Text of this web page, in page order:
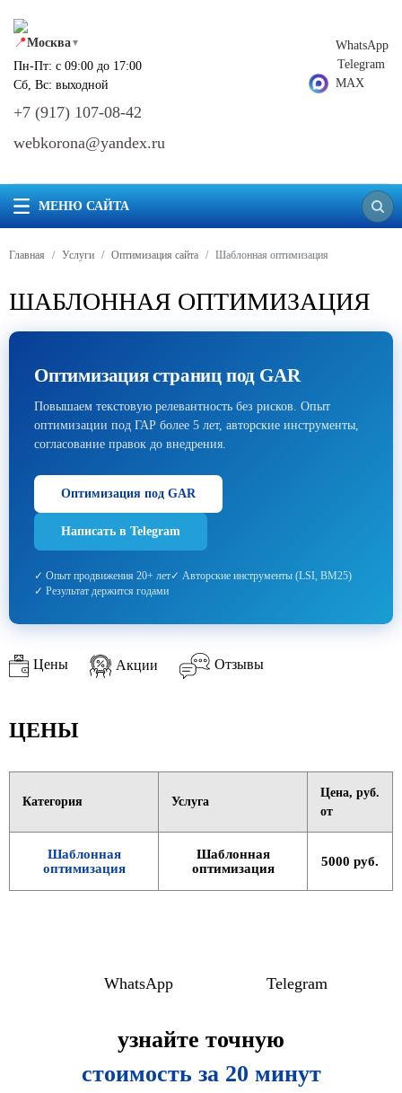
📍Москва▼
Пн-Пт: с 09:00 до 17:00
Сб, Вс: выходной
WhatsApp
Telegram
MAX
+7 (917) 107-08-42
webkorona@yandex.ru
МЕНЮ САЙТА
Главная Услуги Оптимизация сайта Шаблонная оптимизация
ШАБЛОННАЯ ОПТИМИЗАЦИЯ
Оптимизация страниц под GAR
Повышаем текстовую релевантность без рисков. Опыт
оптимизации под ГАР более 5 лет, авторские инструменты,
согласование правок до внедрения.
Оптимизация под GAR
Написать в Telegram
✓ Опыт продвижения 20+ лет✓ Авторские инструменты (LSI, BM25)
✓ Результат держится годами
Цены Акции Отзывы
ЦЕНЫ
Категория Услуга
Цена, руб.
от
Шаблонная
оптимизация
Шаблонная
оптимизация
5000 руб.
узнайте точную
стоимость за 20 минут